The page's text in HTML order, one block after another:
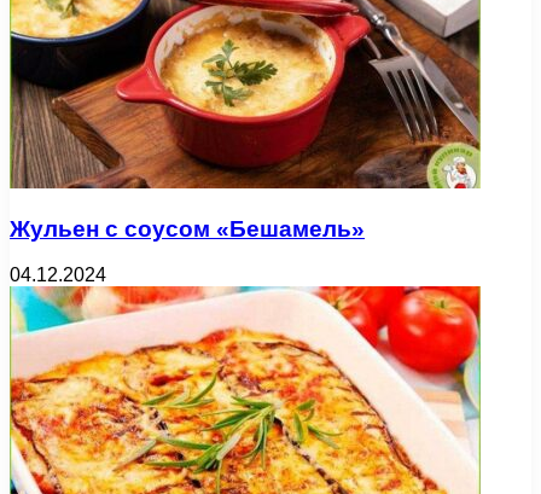
Жульен с соусом «Бешамель»
04.12.2024